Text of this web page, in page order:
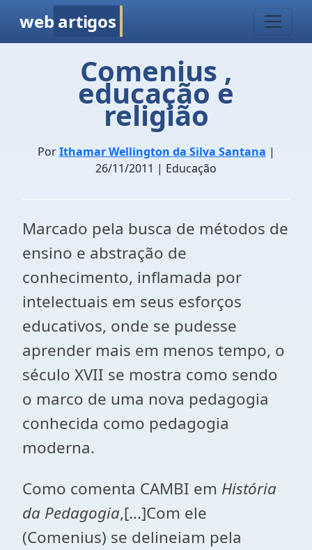
web artigos
Comenius ,
educação e
religião
PorIthamar Wellington da Silva Santana |
26/11/2011 | Educação
Marcado pela busca de métodos de
ensino e abstração de
conhecimento, inflamada por
intelectuais em seus esforços
educativos, onde se pudesse
aprender mais em menos tempo, o
século XVII se mostra como sendo
o marco de uma nova pedagogia
conhecida como pedagogia
moderna.
Como comenta CAMBI em História
da Pedagogia,[...]Com ele
(Comenius) se delineiam pela